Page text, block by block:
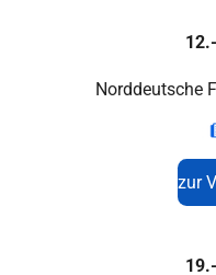
Norddeutsche
zur